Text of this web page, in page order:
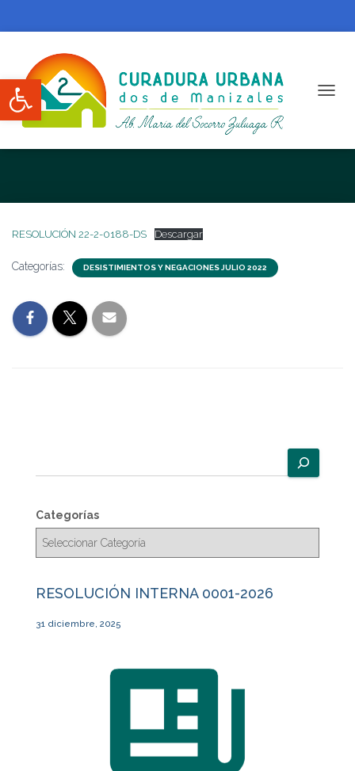
Abrir barra de herramientas
RESOLUCIÓN 22-2-0188-DS
RESOLUCIÓN 22-2-0188-DS Descargar
Categorías: DESISTIMIENTOS Y NEGACIONES JULIO 2022
u
c
a
Categorías
RESOLUCIÓN INTERNA 0001-2026
31 diciembre, 2025